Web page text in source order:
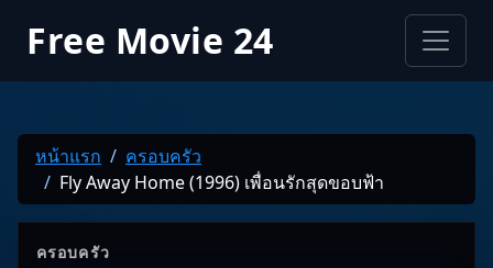
Free Movie 24
หน้าแรก
ครอบครัว
Fly Away Home (1996) เพื่อนรักสุดขอบฟ้า
ครอบครัว